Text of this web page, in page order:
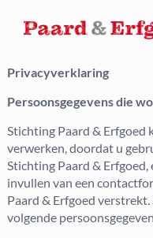
Privacyverklaring
Persoonsgegevens die
Stichting Paard & Erfgoed
verwerken, doordat u
Stichting Paard &
invullen van een
Paard & Erfgoed
volgende